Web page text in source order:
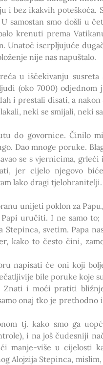
i bez ikakvih poteškoća.
samostan smo došli u
krenuti prema
Unatoč iscrpljujuće
nije nas napuštalo.
u iščekivanju susreta
(oko 7000)
i prestali disati, a
neki se smijali, neki
do govornice. Činilo
Dao mnoge poruke.
se s vjernicima,
jer cijelo njegovo
lako dragi tjelohranitelji.
unijeti poklon za
uručiti. I ne samo
svetim. Papa
kako to često čini,
napisati će oni koji
bile poruke koje
Znati i moći pratiti
onaj tko je prethodno
tj. kako smo ga
i na još čudesniji
manje-više u cijelosti
Alojzija Stepinca,